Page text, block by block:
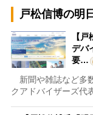
戸松信博の明
【
デバ
要…
新聞や雑誌など多
クアドバイザーズ代